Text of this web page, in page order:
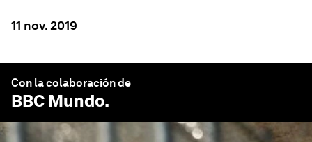
11 nov. 2019
Con la colaboración de
BBC Mundo.